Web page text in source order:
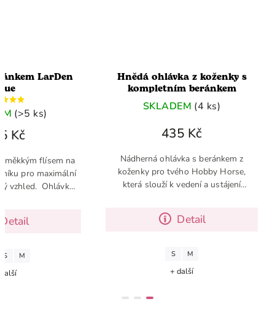
LarDen
(>5 ks)
Kč
Detail
měkkým flísem na
pro maximální
vzhled. Ohlávka
S M
Hnědá ohlávka z koženky s
kompletním beránkem
SKLADEM (4 ks)
435 Kč
Detail
Nádherná ohlávka s beránkem z
koženky pro tvého Hobby Horse,
která slouží k vedení a ustájení
pro Hobby Horse, který by v tvé
výbavě neměl...
S M
+ další